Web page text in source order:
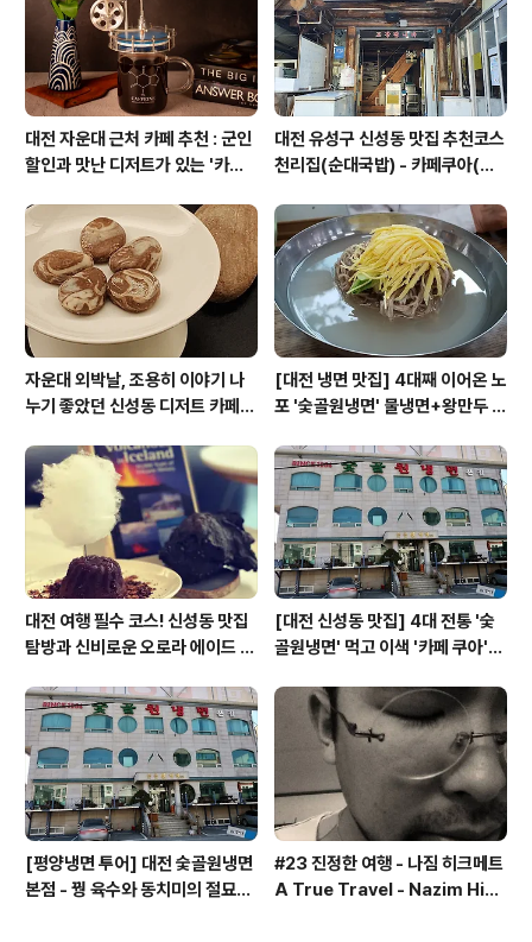
걷다가 너를 생각해~ 너의 목소리가 그리워도 뒤돌아 볼
수 는 없지~ ..
대전 자운대 근처 카페 추천 : 군인
할인과 맛난 디저트가 있는 '카페
대전 유성구 신성동 맛집 추천코스
천리집(순대국밥) - 카페쿠아(커
자운대 외박날, 조용히 이야기 나
누기 좋았던 신성동 디저트 카페
[대전 냉면 맛집] 4대째 이어온 노
포 '숯골원냉면' 물냉면+왕만두 조
대전 여행 필수 코스! 신성동 맛집
탐방과 신비로운 오로라 에이드 체
[대전 신성동 맛집] 4대 전통 '숯
골원냉면' 먹고 이색 '카페 쿠아'로
[평양냉면 투어] 대전 숯골원냉면
본점 - 꿩 육수와 동치미의 절묘한
#23 진정한 여행 - 나짐 히크메트
A True Travel - Nazim Hik